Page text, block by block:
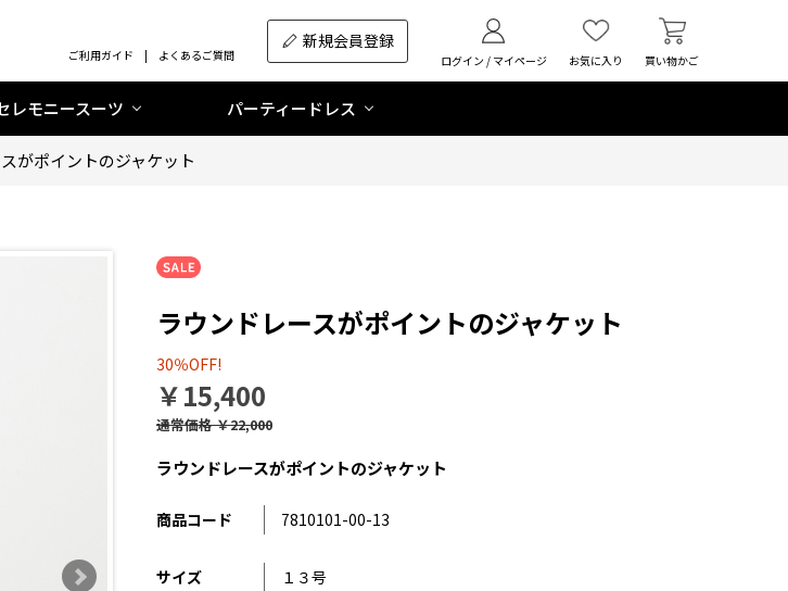
ご利用ガイド よくあるご質問
新規会員登録
ログイン / マイページ お気に入り 買い物かご
レモニースーツ パーティードレス
がポイントのジャケット
ラウンドレースがポイントのジャケット
ラウンドレースがポイントのジャケット
30％OFF!
￥15,400
通常価格￥22,000
商品コード 7810101-00-13
サイズ １３号